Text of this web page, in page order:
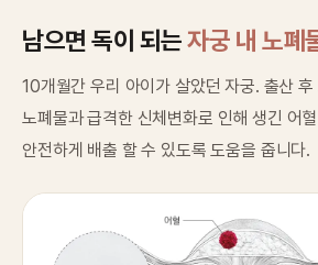
남으면 독이 되는자궁 내 노폐
10개월간 우리 아이가 살았던 자궁. 출산
노폐물과 급격한 신체변화로 인해 생긴 어
안전하게 배출 할 수 있도록 도움을 줍니다.